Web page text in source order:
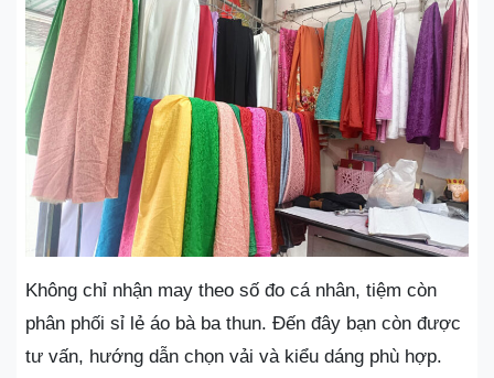
Không chỉ nhận may theo số đo cá nhân, tiệm còn
phân phối sỉ lẻ áo bà ba thun. Đến đây bạn còn được
tư vấn, hướng dẫn chọn vải và kiểu dáng phù hợp.